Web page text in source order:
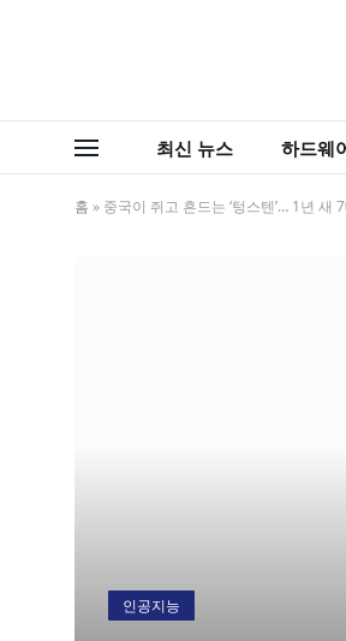
최신 뉴스 하드웨
홈 » 중국이 쥐고 흔드는 ‘텅스텐’… 1년 새
인공지능